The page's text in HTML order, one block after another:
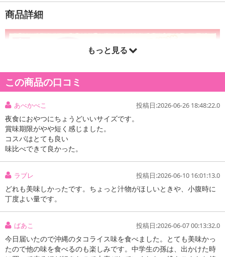
商品詳細
もっと見る
この商品の口コミ
あべかべこ 投稿日:2026-06-26 18:48:22.0
夜食におやつにちょうどいいサイズです。
賞味期限がやや短く感じました。
コスパはとても良い
味比べできて良かった。
ラブレ 投稿日:2026-06-10 16:01:13.0
どれも美味しかったです。ちょっと汁物がほしいときや、小腹時に
丁度よい量です。
ばあこ 投稿日:2026-06-07 00:13:32.0
今日届いたので沖縄のタコライス味を食べました。とても美味かっ
たので他の味を食べるのも楽しみです。中学生の孫は、出かけた時